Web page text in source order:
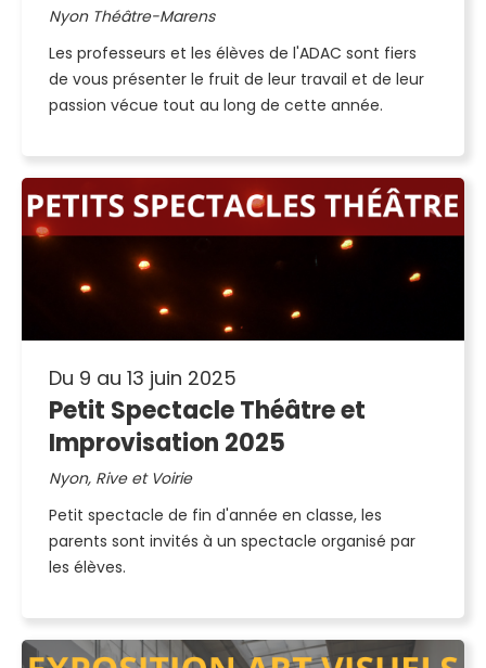
Nyon Théâtre-Marens
Les professeurs et les élèves de l'ADAC sont fiers
de vous présenter le fruit de leur travail et de leur
passion vécue tout au long de cette année.
Du 9 au 13 juin 2025
Petit Spectacle Théâtre et
Improvisation 2025
Nyon, Rive et Voirie
Petit spectacle de fin d'année en classe, les
parents sont invités à un spectacle organisé par
les élèves.